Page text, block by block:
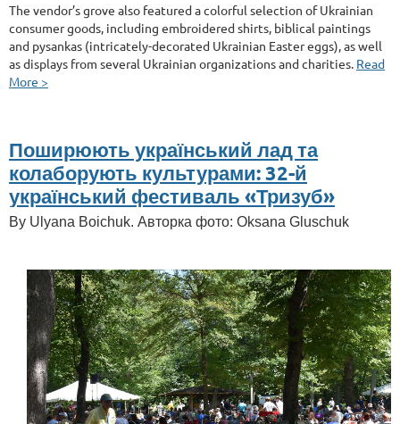
The vendor’s grove also featured a colorful selection of Ukrainian
consumer goods, including embroidered shirts, biblical paintings
and pysankas (intricately-decorated Ukrainian Easter eggs), as well
as displays from several Ukrainian organizations and charities. Read
More >
Поширюють український лад та
колаборують культурами: 32-й
український фестиваль «Тризуб»
By Ulyana Boichuk. Авторка фото: Oksana Gluschuk